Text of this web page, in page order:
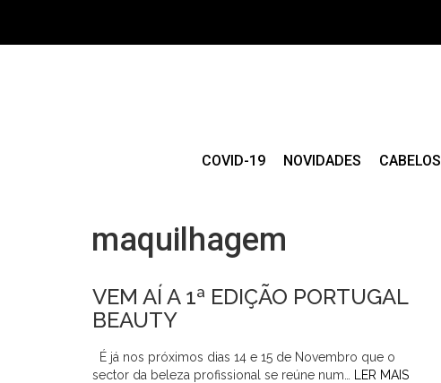
COVID-19 NOVIDADES CABELOS
maquilhagem
VEM AÍ A 1ª EDIÇÃO PORTUGAL
BEAUTY
É já nos próximos dias 14 e 15 de Novembro que o
sector da beleza profissional se reúne num…
LER MAIS